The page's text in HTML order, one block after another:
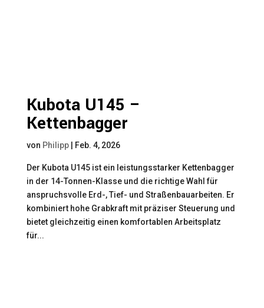
Kubota U145 –
Kettenbagger
von Philipp| Feb. 4, 2026
Der Kubota U145 ist ein leistungsstarker Kettenbagger
in der 14-Tonnen-Klasse und die richtige Wahl für
anspruchsvolle Erd-, Tief- und Straßenbauarbeiten. Er
kombiniert hohe Grabkraft mit präziser Steuerung und
bietet gleichzeitig einen komfortablen Arbeitsplatz
für...